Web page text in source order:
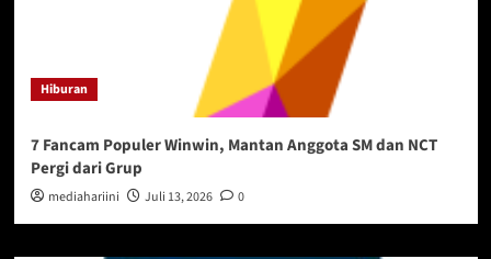
Hiburan
7 Fancam Populer Winwin, Mantan Anggota SM dan NCT
Pergi dari Grup
mediahariini Juli 13, 2026 0